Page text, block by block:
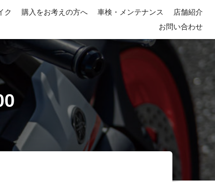
ク 購入をお考えの方へ 車検・メンテナンス
店舗紹介
お問い合わせ